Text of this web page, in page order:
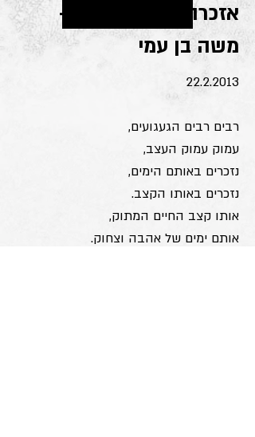
אזכרה, שנתיים לגבי -
משה בן עמי
22.2.2013
רבים רבים הגעגועים,
עמוק עמוק העצב,
נזכרים באותם הימים,
נזכרים באותו הקצב.
אותו קצב החיים המתוק,
אותם ימים של אהבה וצחוק.